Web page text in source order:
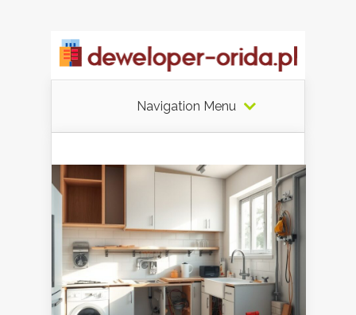
Navigation Menu